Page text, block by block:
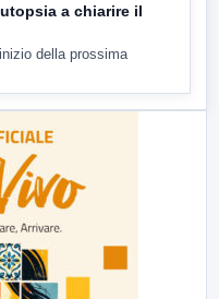
a chiarire il
della prossima